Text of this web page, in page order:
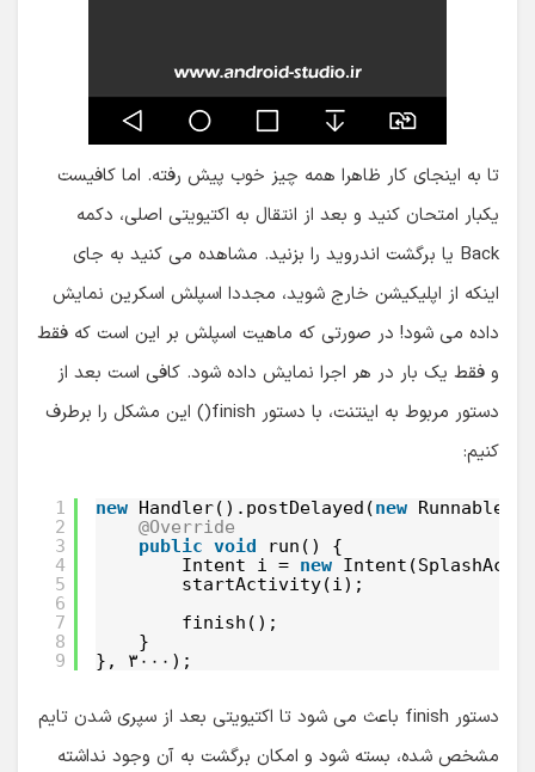
تا به اینجای کار ظاهرا همه چیز خوب پیش رفته. اما کافیست
یکبار امتحان کنید و بعد از انتقال به اکتیویتی اصلی، دکمه
Back یا برگشت اندروید را بزنید. مشاهده می کنید به جای
اینکه از اپلیکیشن خارج شوید، مجددا اسپلش اسکرین نمایش
داده می شود! در صورتی که ماهیت اسپلش بر این است که فقط
و فقط یک بار در هر اجرا نمایش داده شود. کافی است بعد از
دستور مربوط به اینتنت، با دستور finish() این مشکل را برطرف
کنیم:
1
2
3
4
5
6
7
8
9
new Handler().postDelayed(new
@Override
public void
run() {
Intent i = new
startActivity(i);
finish();
}
}, ۳۰۰۰);
دستور finish باعث می شود تا اکتیویتی بعد از سپری شدن تایم
مشخص شده، بسته شود و امکان برگشت به آن وجود نداشته